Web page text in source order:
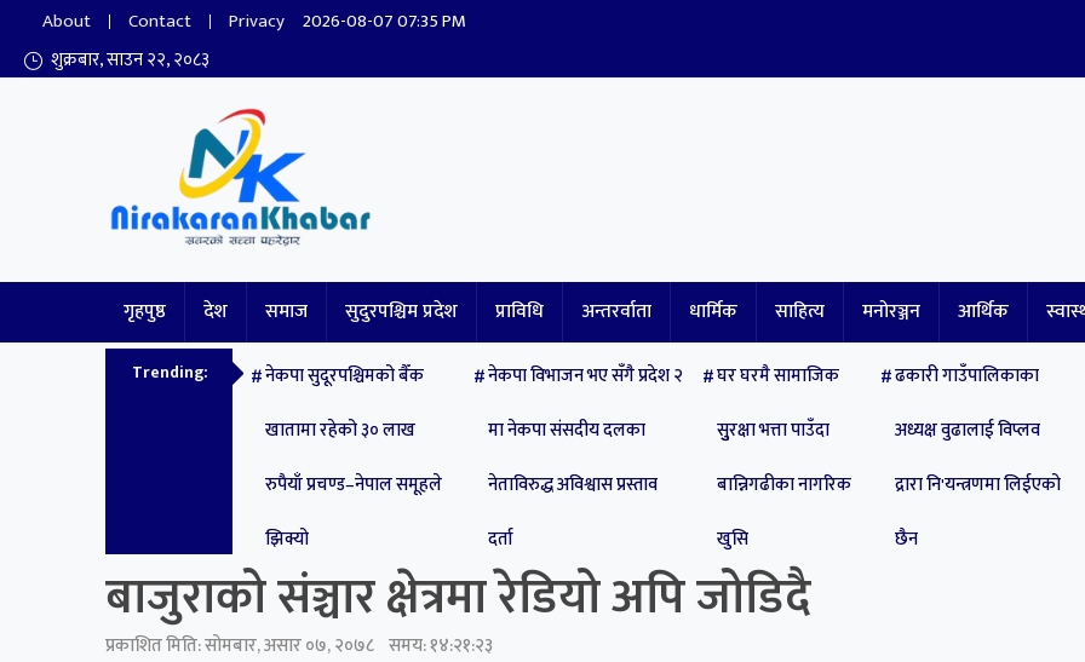
About Contact Privacy 2026-08-07 07:35 PM
शुक्रबार, साउन २२, २०८३
गृहपुष्ठ देश समाज सुदुरपश्चिम प्रदेश प्राविधि अन्तरर्वाता धार्मिक साहित्य मनोरञ्जन आर्थिक
Trending:
नेकपा सुदूरपश्चिमको बैँक
खातामा रहेको ३० लाख
रुपैयाँ प्रचण्ड–नेपाल समूहले
झिक्य‍ो
नेकपा विभाजन भए सँगै प्रदेश २
मा नेकपा संसदीय दलका
नेताविरुद्ध अविश्वास प्रस्ताव
दर्ता
घर घरमै सामाजिक
सुुरक्षा भत्ता पाउँदा
बान्निगढीका नागरिक
खुसि
ढकारी गाउँपालिकाका
अध्यक्ष वुढालाई विप्लव
द्रारा नि'यन्त्रणमा लिईएको
छैन
बाजुराको संञ्चार क्षेत्रमा रेडियो अपि जोडिदै
प्रकाशित मिति:सोमबार, असार ०७, २०७८ समय: १४:२१:२३